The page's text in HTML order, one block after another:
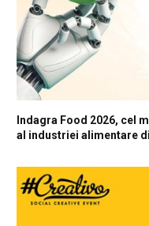
Indagra Food 2026, cel
al industriei alimentare